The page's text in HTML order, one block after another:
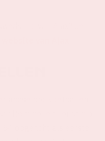
van Ajax? Je
profvoetbal en
Bommel en Fernando
opgericht als eerste